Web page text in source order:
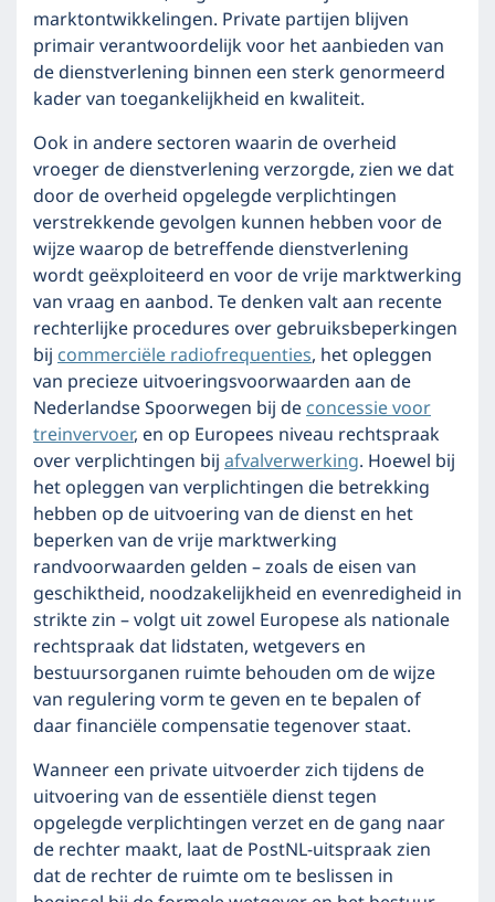
marktontwikkelingen. Private partijen blijven
primair verantwoordelijk voor het aanbieden van
de dienstverlening binnen een sterk genormeerd
kader van toegankelijkheid en kwaliteit.
Ook in andere sectoren waarin de overheid
vroeger de dienstverlening verzorgde, zien we dat
door de overheid opgelegde verplichtingen
verstrekkende gevolgen kunnen hebben voor de
wijze waarop de betreffende dienstverlening
wordt geëxploiteerd en voor de vrije marktwerking
van vraag en aanbod. Te denken valt aan recente
rechterlijke procedures over gebruiksbeperkingen
bijcommerciële radiofrequenties, het opleggen
van precieze uitvoeringsvoorwaarden aan de
Nederlandse Spoorwegen bij deconcessie voor
treinvervoer, en op Europees niveau rechtspraak
over verplichtingen bijafvalverwerking. Hoewel bij
het opleggen van verplichtingen die betrekking
hebben op de uitvoering van de dienst en het
beperken van de vrije marktwerking
randvoorwaarden gelden – zoals de eisen van
geschiktheid, noodzakelijkheid en evenredigheid in
strikte zin – volgt uit zowel Europese als nationale
rechtspraak dat lidstaten, wetgevers en
bestuursorganen ruimte behouden om de wijze
van regulering vorm te geven en te bepalen of
daar financiële compensatie tegenover staat.
Wanneer een private uitvoerder zich tijdens de
uitvoering van de essentiële dienst tegen
opgelegde verplichtingen verzet en de gang naar
de rechter maakt, laat de PostNL-uitspraak zien
dat de rechter de ruimte om te beslissen in